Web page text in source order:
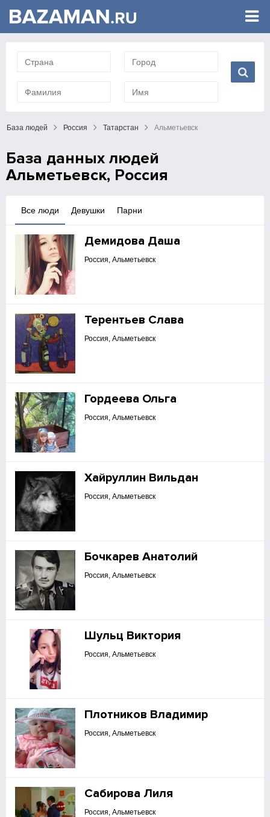
База людей Россия Татарстан Альметьевск
База данных людей
Альметьевск, Россия
Парни
Девушки
Все люди
Демидова Даша
Россия, Альметьевск
Терентьев Слава
Россия, Альметьевск
Гордеева Ольга
Россия, Альметьевск
Хайруллин Вильдан
Россия, Альметьевск
Бочкарев Анатолий
Россия, Альметьевск
Шульц Виктория
Россия, Альметьевск
Плотников Владимир
Россия, Альметьевск
Сабирова Лиля
Россия, Альметьевск